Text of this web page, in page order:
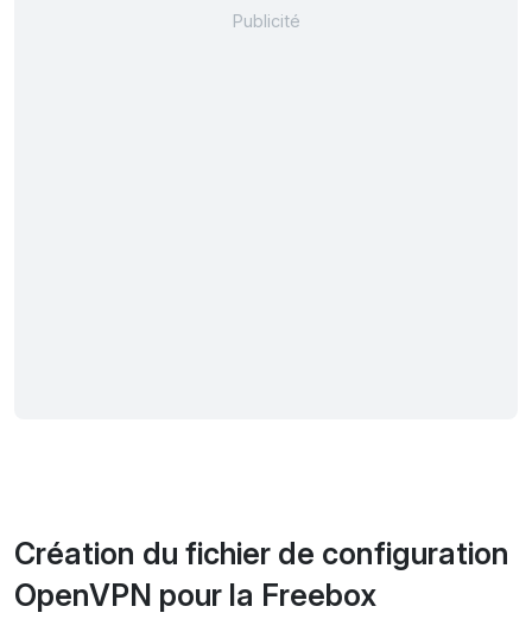
Création du fichier de configuration
OpenVPN pour la Freebox